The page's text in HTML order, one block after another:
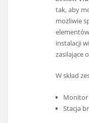
tak, aby
możliwie
instalacji
zasilające
W skład
Monitor
Stacja